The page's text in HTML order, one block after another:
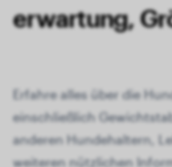
erwartung,
Erfahre alles über die
einschließlich
anderen Hundehaltern,
weiteren nützlichen